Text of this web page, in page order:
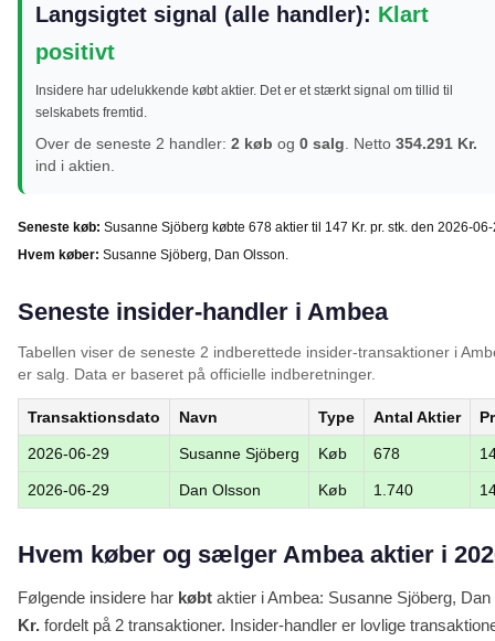
Langsigtet signal (alle handler): Klart
positivt
Insidere har udelukkende købt aktier. Det er et stærkt signal om tillid til
selskabets fremtid.
Over de seneste 2 handler: 2 køb og 0 salg . Netto 354.291 Kr.
ind i aktien.
Seneste køb: Susanne Sjöberg købte 678 aktier til 147 Kr. pr. stk. den 2026-
Hvem køber: Susanne Sjöberg, Dan Olsson.
Seneste insider-handler i Ambea
Tabellen viser de seneste 2 indberettede insider-transaktioner i
er salg. Data er baseret på officielle indberetninger.
Transaktionsdato Navn Type Antal Aktier
2026-06-29 Susanne Sjöberg Køb 678
2026-06-29 Dan Olsson Køb 1.740
Hvem køber og sælger Ambea aktier i
Følgende insidere har købt aktier i Ambea: Susanne Sjöberg,
Kr. fordelt på 2 transaktioner. Insider-handler er lovlige